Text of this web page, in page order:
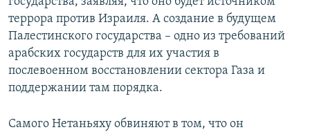
террора против Израиля. А создание в будущем
Палестинского государства – одно из требований
арабских государств для их участия в
послевоенном восстановлении сектора Газа и
поддержании там порядка.
Самого Нетаньяху обвиняют в том, что он